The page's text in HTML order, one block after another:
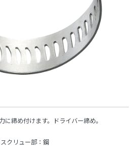
締め付けます。ドライバー締め。
クリュー部：鋼